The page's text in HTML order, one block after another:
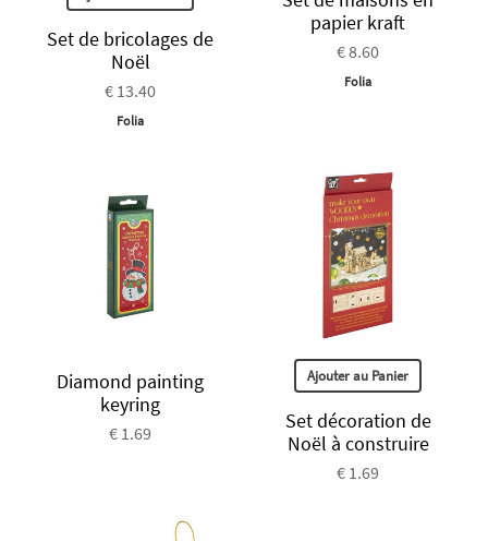
Set de bricolages de
Noël
€ 13.40
Folia
papier kraft
€ 8.60
Folia
Diamond painting
keyring
€ 1.69
Ajouter au Panier
Set décoration de
Noël à construire
€ 1.69